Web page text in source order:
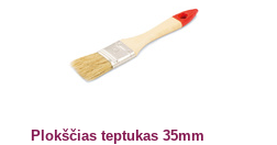
Plokščias teptukas 35mm